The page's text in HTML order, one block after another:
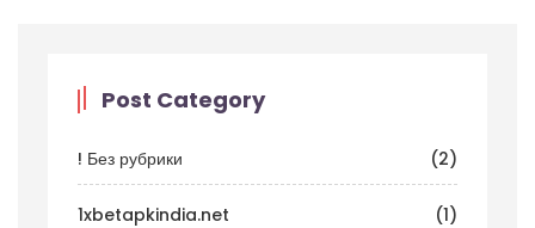
Post Category
! Без рубрики (2)
1xbetapkindia.net (1)